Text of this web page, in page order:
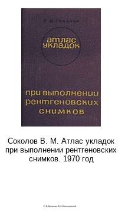
Соколов В. М. Атлас укладок
при выполнении рентгеновских
снимков. 1970 год